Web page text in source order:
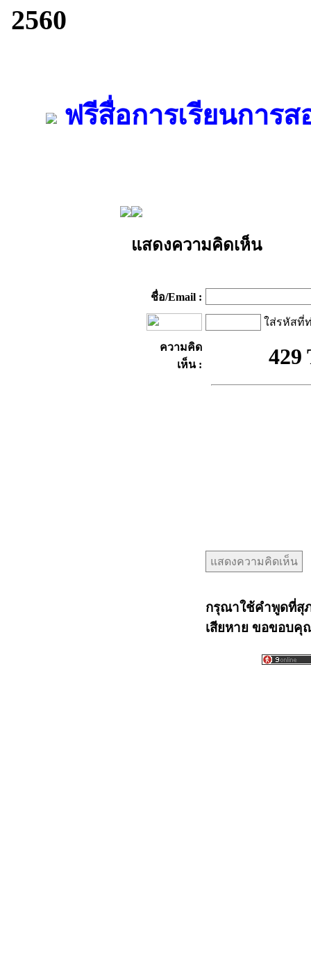
2560
ฟรีสื่อการเรียนการ
แสดงความคิดเห็น
ชื่อ/Email :
ใส่รหัสที่
ความคิด
เห็น :
กรุณาใช้คำพูดที่สุ
เสียหาย ขอขอบคุ